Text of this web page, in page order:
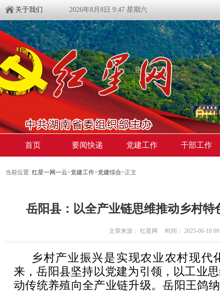
关于我们 2026年8月8日 9:47 星期六
首页 要闻快递 党建工作 干部工作
当前位置: 红星一网一云>党建工作>党建综合>正文
岳阳县：以全产业链思维推动乡村特
文章来源： 红星网 时间： 2025-06-18
乡村产业振兴是实现农业农村现代
来，岳阳县坚持以党建为引领，以工业
动传统养殖向全产业链升级。岳阳王鸽